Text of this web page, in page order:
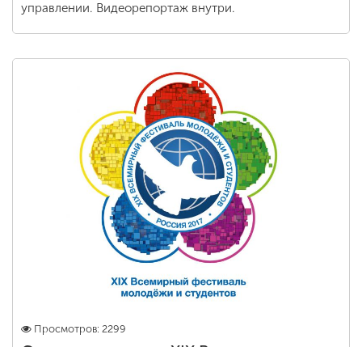
управлении. Видеорепортаж внутри.
Просмотров: 2299